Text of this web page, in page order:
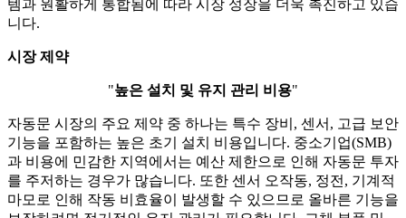
템과 원활하게 통합됨에 따라 시장 성장을 더욱 촉진하고 있습
니다.
시장 제약
"높은 설치 및 유지 관리 비용"
자동문 시장의 주요 제약 중 하나는 특수 장비, 센서, 고급 보안
기능을 포함하는 높은 초기 설치 비용입니다. 중소기업(SMB)
과 비용에 민감한 지역에서는 예산 제한으로 인해 자동문 투자
를 주저하는 경우가 많습니다. 또한 센서 오작동, 정전, 기계적
마모로 인해 작동 비효율이 발생할 수 있으므로 올바른 기능을